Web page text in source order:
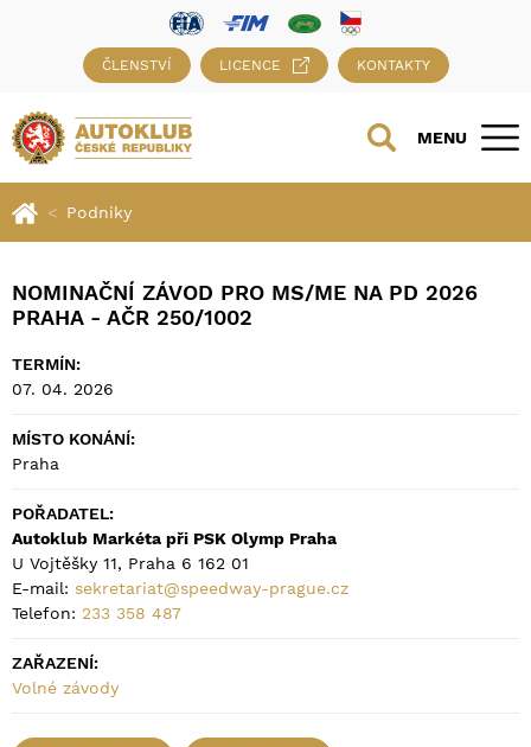
ČLENSTVÍ LICENCE KONTAKTY
MENU
Podniky
NOMINAČNÍ ZÁVOD PRO MS/ME NA PD 2026
PRAHA - AČR 250/1002
TERMÍN:
07. 04. 2026
MÍSTO KONÁNÍ:
Praha
POŘADATEL:
Autoklub Markéta při PSK Olymp Praha
U Vojtěšky 11, Praha 6 162 01
E-mail: sekretariat@speedway-prague.cz
Telefon: 233 358 487
ZAŘAZENÍ:
Volné závody